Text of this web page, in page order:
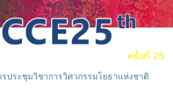
ประชุมวิชาการวิศวกรรมโยธาแห่งชาติ